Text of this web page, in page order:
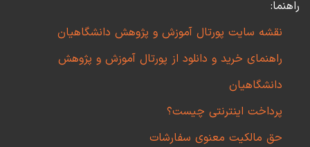
راهنما:
نقشه سایت پورتال آموزش و پژوهش دانشگاهیان
راهنمای خرید و دانلود از پورتال آموزش و پژوهش
دانشگاهیان
پرداخت اینترنتی چیست؟
حق مالکیت معنوی سفارشات